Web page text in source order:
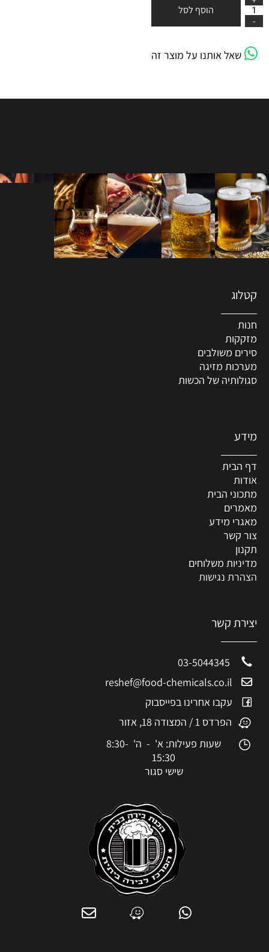
הוסף לסל
שאל אותנו על מוצר זה
קטלוג
חנות
מזקקות
סירים משולבים
מערכות מזיגה
סגולותיה של הכשות
מידע
דף הבית
אודות
מתכוני הבית
מאמרים
מאגרי מידע
צור קשר
תקנון
מדיניות משלוחים
הצהרת נגישות
יצירת קשר
reshef@food-chemicals.co.il
עקבו אחרינו בפייסבוק
הפרדס 1 / המצודה 18, אזור
שעות פעילות: א' - ה' 8:30-
15:30
שישי סגור